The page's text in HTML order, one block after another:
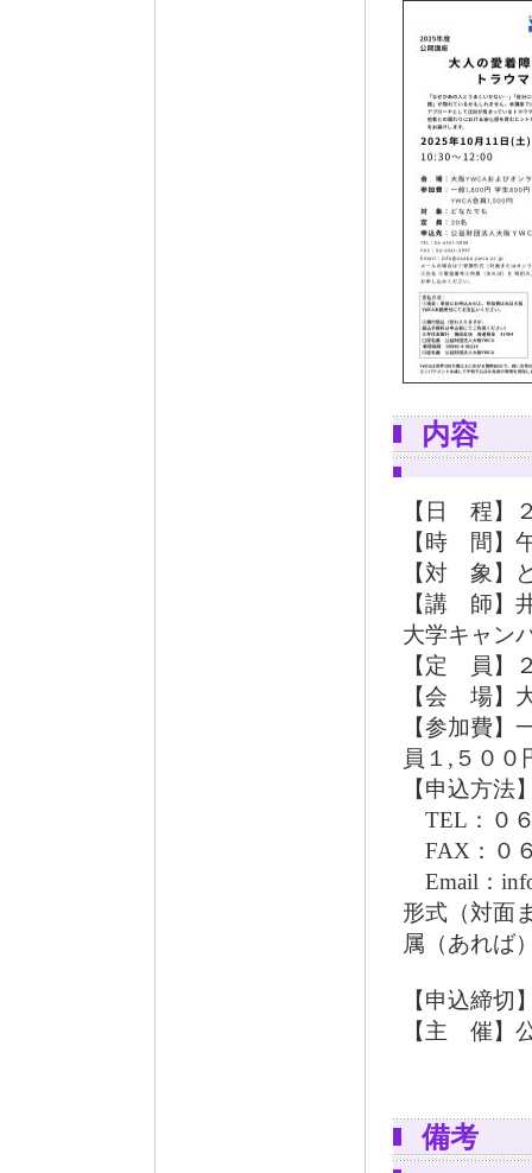
内容
【日 程】
【時 間】
【対 象】
【講 師】
大学キャン
【定 員】
【会 場】
【参加費
員１,５００
【申込方法
TEL：０
FAX：０
Email：
形式（対面
属（あれば
【申込締切
【主 催】
備考